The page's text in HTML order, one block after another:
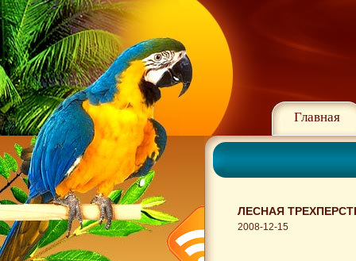
Главная
ЛЕСНАЯ
2008-12-15